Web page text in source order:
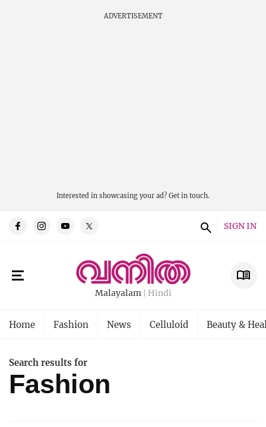
ADVERTISEMENT
Interested in showcasing your ad? Get in touch.
SIGN IN
Malayalam Hindi
Home Fashion News Celluloid Beauty &
Search results for
Fashion